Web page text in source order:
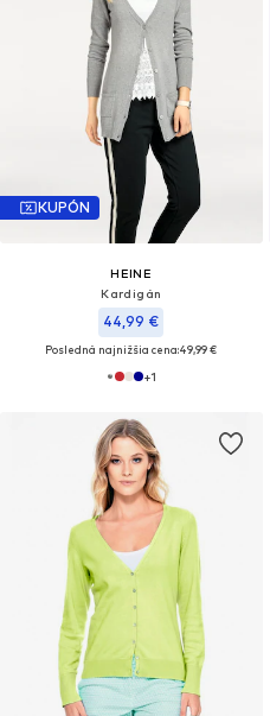
KUPÓN
HEINE
Kardigán
44,99 €
Posledná najnižšia cena:49,99 €
+1